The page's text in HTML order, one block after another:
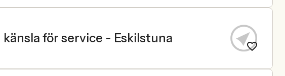
för service - Eskilstuna